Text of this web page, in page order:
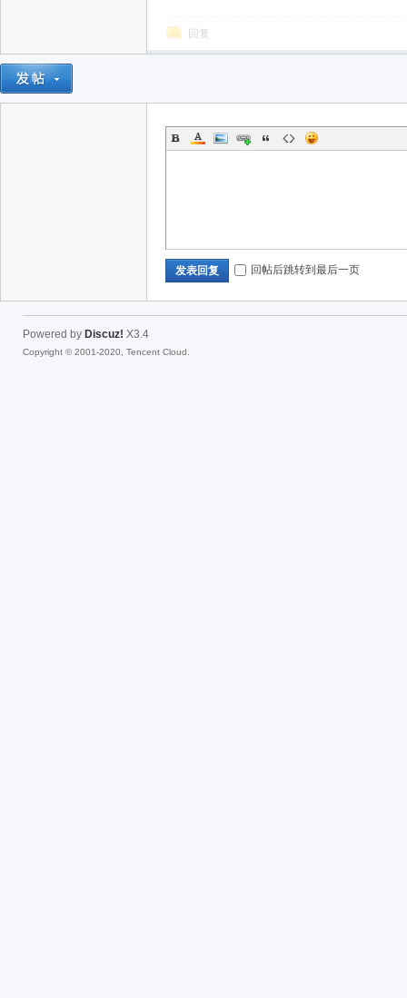
回复
发表回复 回帖后跳转到最后一页
Powered by Discuz! X3.4
Copyright © 2001-2020, Tencent Cloud.